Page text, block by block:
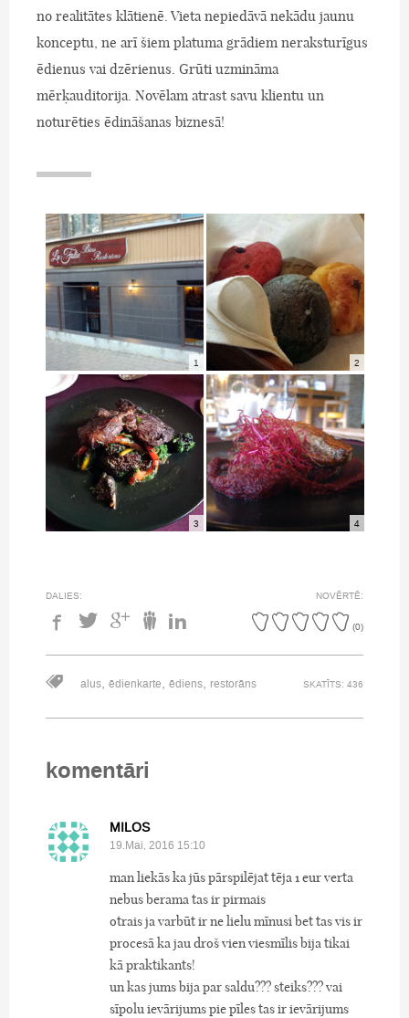
no realitātes klātienē. Vieta nepiedāvā nekādu jaunu
konceptu, ne arī šiem platuma grādiem neraksturīgus
ēdienus vai dzērienus. Grūti uzmināma
mērķauditorija. Novēlam atrast savu klientu un
noturēties ēdināšanas biznesā!
1 2
3 4
DALIES: NOVĒRTĒ:
(0)
alus, ēdienkarte, ēdiens, restorāns SKATĪTS: 436
komentāri
MILOS
19.Mai, 2016 15:10
man liekās ka jūs pārspilējat tēja 1 eur verta
nebus berama tas ir pirmais
otrais ja varbūt ir ne lielu mīnusi bet tas vis ir
procesā ka jau droš vien viesmīlis bija tikai
kā praktikants!
un kas jums bija par saldu??? steiks??? vai
sīpolu ievārijums pie pīles tas ir ievārijums